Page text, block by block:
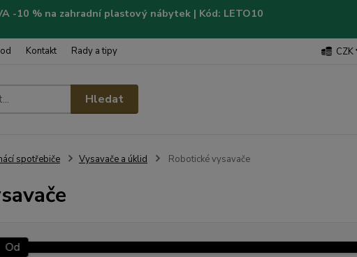
-10 % na zahradní plastový nábytek | Kód: LETO10
Kontakt Rady a tipy CZK
Hledat
spotřebiče Vysavače a úklid Robotické vysavače
Od